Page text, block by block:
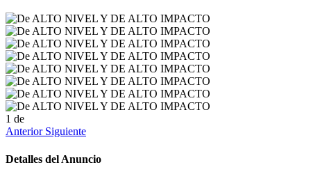
1 de
Anterior Siguiente
Detalles del Anuncio